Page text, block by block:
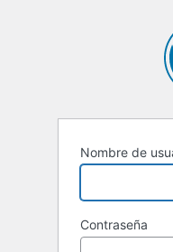
Nombre de
Contraseña